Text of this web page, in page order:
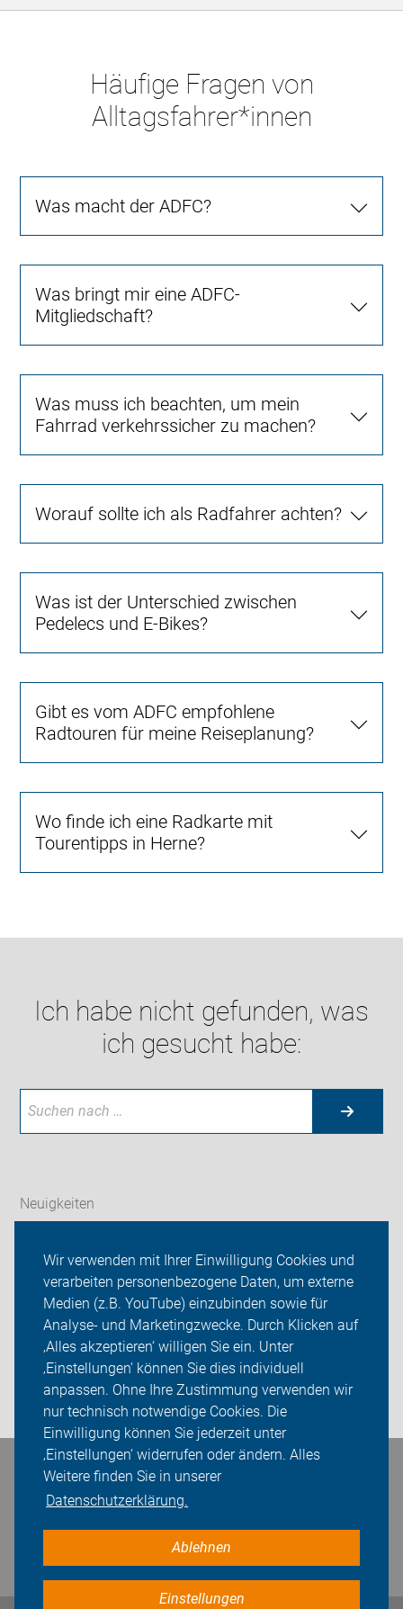
Wir verwenden mit Ihrer Einwilligung Cookies und
verarbeiten personenbezogene Daten, um externe
Medien (z.B. YouTube) einzubinden sowie für
Analyse- und Marketingzwecke. Durch Klicken auf
‚Alles akzeptieren‘ willigen Sie ein. Unter
‚Einstellungen‘ können Sie dies individuell
anpassen. Ohne Ihre Zustimmung verwenden wir
nur technisch notwendige Cookies. Die
Einwilligung können Sie jederzeit unter
‚Einstellungen‘ widerrufen oder ändern. Alles
Weitere finden Sie in unserer
Datenschutzerklärung.
Ablehnen
Einstellungen
Häufige Fragen von
Alltagsfahrer*innen
Was macht der ADFC?
Was bringt mir eine ADFC-
Mitgliedschaft?
Was muss ich beachten, um mein
Fahrrad verkehrssicher zu machen?
Worauf sollte ich als Radfahrer achten?
Was ist der Unterschied zwischen
Pedelecs und E-Bikes?
Gibt es vom ADFC empfohlene
Radtouren für meine Reiseplanung?
Wo finde ich eine Radkarte mit
Tourentipps in Herne?
Ich habe nicht gefunden, was
ich gesucht habe:
Neuigkeiten
Radfahren in Herne
Sei dabei
Presse
Login
Bleiben Sie in Kontakt